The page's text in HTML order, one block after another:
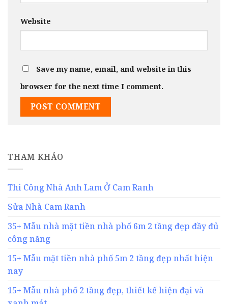
Website
Save my name, email, and website in this
browser for the next time I comment.
THAM KHẢO
Thi Công Nhà Anh Lam Ở Cam Ranh
Sửa Nhà Cam Ranh
35+ Mẫu nhà mặt tiền nhà phố 6m 2 tầng đẹp đầy đủ
công năng
15+ Mẫu mặt tiền nhà phố 5m 2 tầng đẹp nhất hiện
nay
15+ Mẫu nhà phố 2 tầng đẹp, thiết kế hiện đại và